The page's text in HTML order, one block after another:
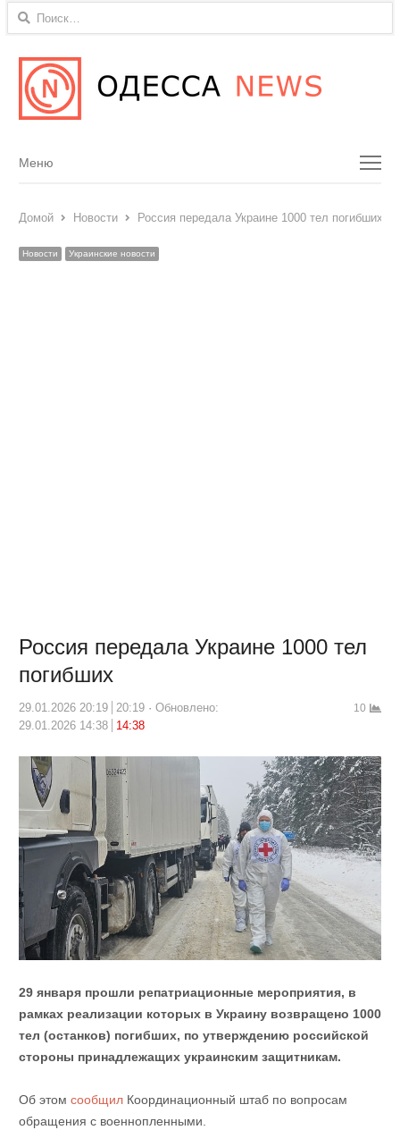
Найти:
Menu
Меню
Домой Новости Россия передала Украине 1000 тел погибших
Новости Украинские новости
Россия передала Украине 1000 тел
погибших
29.01.2026 20:19 20:19
Обновлено:
29.01.2026 14:38
14:38
10
29 января прошли репатриационные мероприятия, в
рамках реализации которых в Украину возвращено 1000
тел (останков) погибших, по утверждению российской
стороны принадлежащих украинским защитникам.
Об этом сообщилКоординационный штаб по вопросам
обращения с военнопленными.